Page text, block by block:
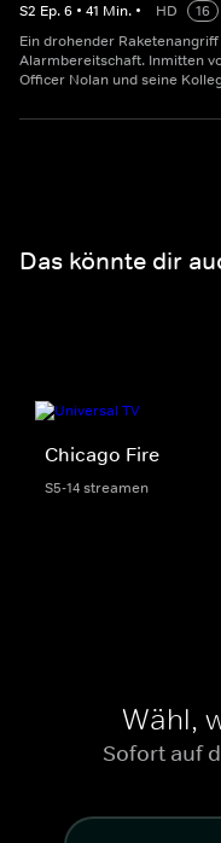
S2 Ep.6 • 41 Min. • HD
16
Ein drohender
Alarmbereitschaft. Inmitten
Officer Nolan und seine
Das könnte dir
Chicago Fire
S5-14 streamen
Wähl,
Sofort auf